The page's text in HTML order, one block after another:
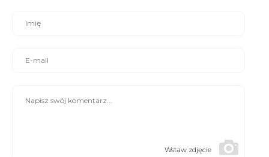
Wstaw zdjęcie